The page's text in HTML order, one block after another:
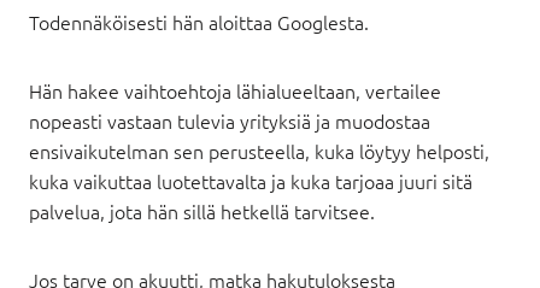
Todennäköisesti hän aloittaa Googlesta.
Hän hakee vaihtoehtoja lähialueeltaan, vertailee
nopeasti vastaan tulevia yrityksiä ja muodostaa
ensivaikutelman sen perusteella, kuka löytyy helposti,
kuka vaikuttaa luotettavalta ja kuka tarjoaa juuri sitä
palvelua, jota hän sillä hetkellä tarvitsee.
Jos tarve on akuutti, matka hakutuloksesta